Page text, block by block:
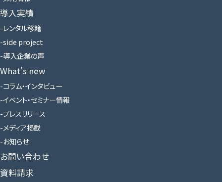
導入実績
レンタル移籍
side project
導入企業の声
What’s new
コラム・インタビュー
イベント・セミナー情報
プレスリリース
メディア掲載
お知らせ
お問い合わせ
資料請求